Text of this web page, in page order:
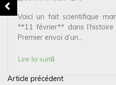
Voici un fait scientifique
**11 février** dans
Premier envoi d’un...
Lire la suite
N
Article précédent